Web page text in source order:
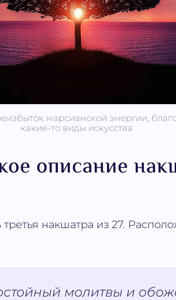
марсианской энергии,
какие-то виды искусства
описание
накшатра из 27.
молитвы и